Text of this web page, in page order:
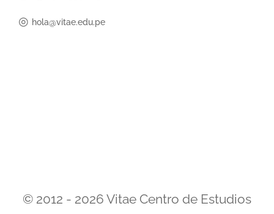
◎ hola@vitae.edu.pe
© 2012 - 2026 Vitae Centro de Estudios